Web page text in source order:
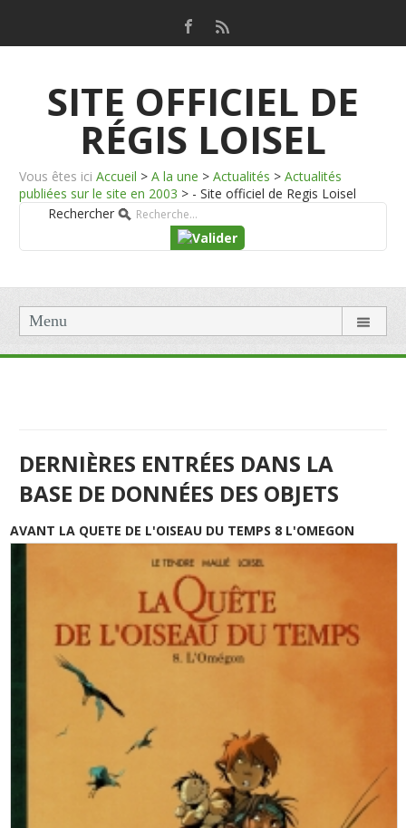
SITE OFFICIEL DE
RÉGIS LOISEL
Vous êtes ici Accueil > A la une > Actualités > Actualités
publiées sur le site en 2003 > - Site officiel de Regis Loisel
Rechercher
Menu
DERNIÈRES ENTRÉES DANS LA
BASE DE DONNÉES DES OBJETS
AVANT LA QUETE DE L'OISEAU DU TEMPS 8 L'OMEGON